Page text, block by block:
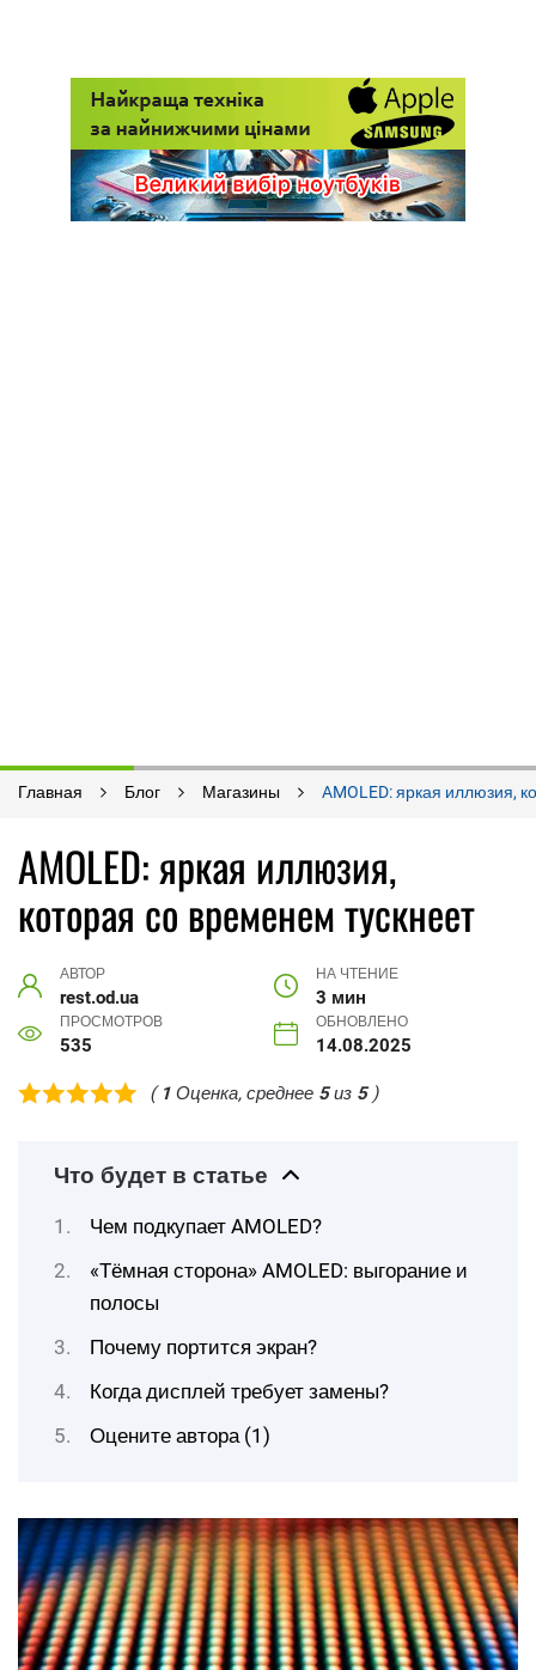
Главная Блог Магазины AMOLED: яркая иллюзия,
AMOLED: яркая иллюзия,
которая со временем тускнеет
АВТОР
rest.od.ua
НА ЧТЕНИЕ
3 мин
ПРОСМОТРОВ
535
ОБНОВЛЕНО
14.08.2025
( 1 Оценка, среднее 5из 5)
Что будет в статье
Чем подкупает AMOLED?
«Тёмная сторона» AMOLED: выгорание и
полосы
Почему портится экран?
Когда дисплей требует замены?
Оцените автора (1)